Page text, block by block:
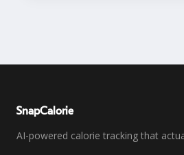
SnapCalorie
AI-powered calorie tracking that